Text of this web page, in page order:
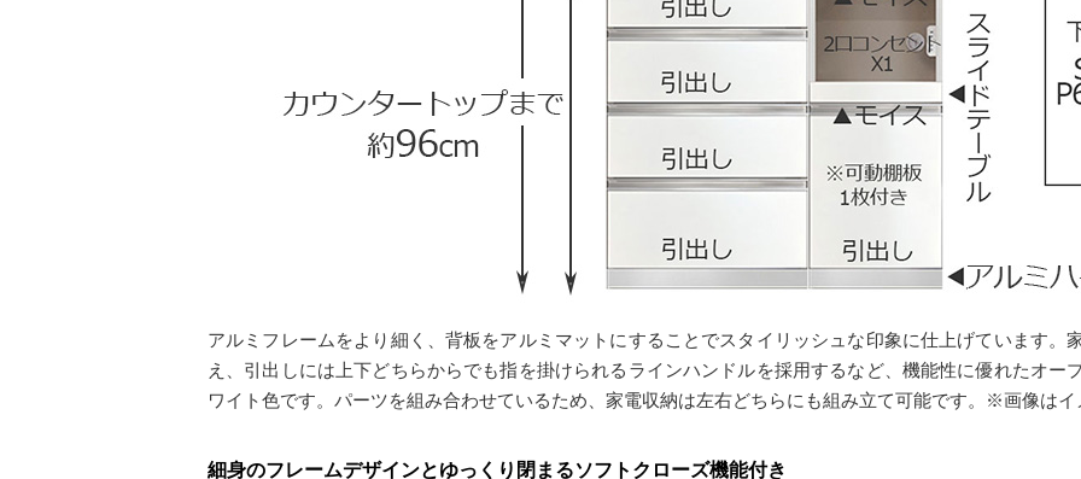
アルミフレームをより細く、背板をアルミマットにすることでスタイリッシュな印象に仕上げています。
え、引出しには上下どちらからでも指を掛けられるラインハンドルを採用するなど、機能性に優れたオー
ワイト色です。パーツを組み合わせているため、家電収納は左右どちらにも組み立て可能です。※画像はイ
細身のフレームデザインとゆっくり閉まるソフトクローズ機能付き